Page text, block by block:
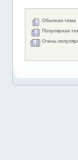
Обычная тема
Популярная
Очень